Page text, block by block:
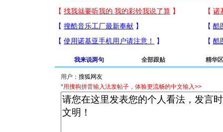
我来说两句 全部跟贴 精华区
用户：
*用搜狗拼音输入法发帖子，体验更流畅的中文输入>>